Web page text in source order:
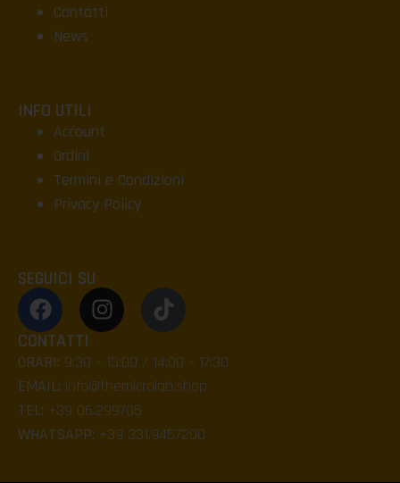
Contatti
News
INFO UTILI
Account
Ordini
Termini e Condizioni
Privacy Policy
SEGUICI SU
CONTATTI
ORARI: 9:30 – 13:00 / 14:00 – 17:30
EMAIL: info@themicrolab.shop
TEL: +39 06.299705
WHATSAPP: +39 331.9457200